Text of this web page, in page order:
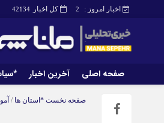
کل اخبار 42134 اخبار امروز : 2
صفحه اصلی آخرین اخبار
صفحه اصلیصفحه نخست *استان ها /